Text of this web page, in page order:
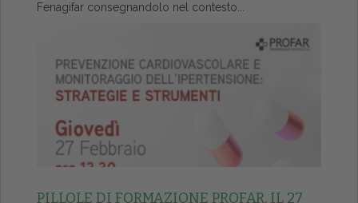
Fenagifar consegnandolo nel contesto...
PILLOLE DI FORMAZIONE PROFAR, IL 27